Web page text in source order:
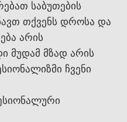
საბუთების
თქვენს დროსა და
არის
მუდამ მზად არის
ჩვენი